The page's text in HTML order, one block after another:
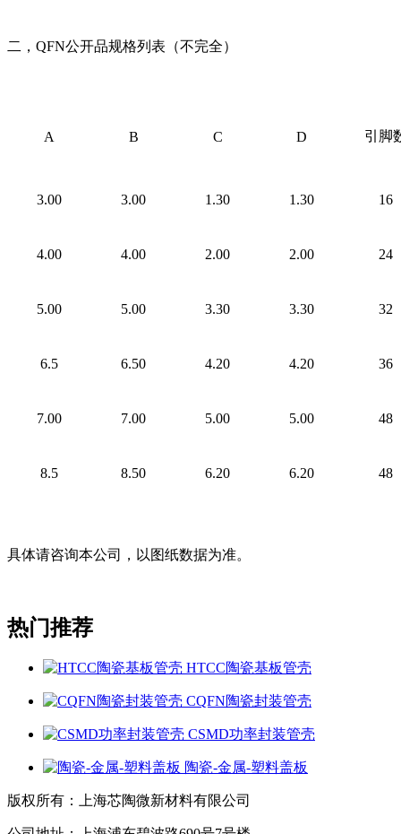
二，QFN公开品规格列表（不完全）
A B C D 引脚
3.00 3.00 1.30 1.30 16
4.00 4.00 2.00 2.00 24
5.00 5.00 3.30 3.30 32
6.5 6.50 4.20 4.20 36
7.00 7.00 5.00 5.00 48
8.5 8.50 6.20 6.20 48
具体请咨询本公司，以图纸数据为准。
热门推荐
HTCC陶瓷基板管壳
CQFN陶瓷封装管壳
CSMD功率封装管壳
陶瓷-金属-塑料盖板
版权所有：上海芯陶微新材料有限公司